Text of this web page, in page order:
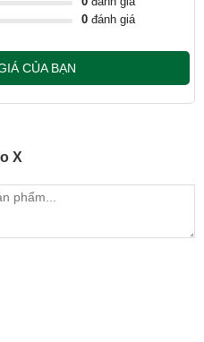
hàng sẽ được hướng dẫn kiểm
!
Care
0944-283-283
0đánh giá
CỦA BẠN
X